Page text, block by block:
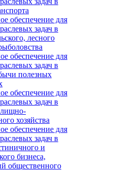
обеспечение для
задач в
лесного
обеспечение для
задач в
полезных
обеспечение для
задач в
хозяйства
обеспечение для
задач в
и
бизнеса,
общественного